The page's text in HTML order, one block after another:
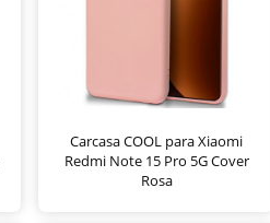
Carcasa COOL para Xiaomi
Redmi Note 15 Pro 5G Cover
Rosa